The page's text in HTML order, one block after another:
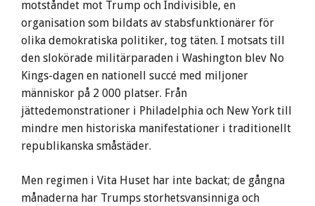
motståndet mot Trump och Indivisible, en
organisation som bildats av stabsfunktionärer för
olika demokratiska politiker, tog täten. I motsats till
den slokörade militärparaden i Washington blev No
Kings-dagen en nationell succé med miljoner
människor på 2 000 platser. Från
jättedemonstrationer i Philadelphia och New York till
mindre men historiska manifestationer i traditionellt
republikanska småstäder.
Men regimen i Vita Huset har inte backat; de gångna
månaderna har Trumps storhetsvansinniga och